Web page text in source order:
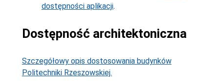
dostępności aplikacji.
Dostępność architektoniczna
Szczegółowy opis dostosowania budynków
Politechniki Rzeszowskiej.